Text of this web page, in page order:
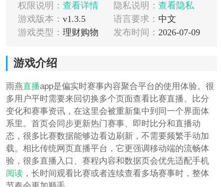
权限说明： 查看详情 隐私说明： 查看隐私
游戏版本： v1.3.5 语言要求： 中文
游戏类型： 理财购物 发布时间： 2026-07-09
游戏介绍
雨燕直播app是偏实时赛事内容聚合平台的使用体验。很
多用户平时需要来回切换多个页面查看比赛直播、比分
变化和赛事资讯，在这里会被重新集中到同一个界面体
系里。首页会同步更新热门赛事、即时比分和直播动
态，很多比赛数据能够边看边刷新，不需要频繁手动加
载。相比传统网页直播平台，它更强调移动端的流畅体
验，很多直播入口、赛程内容和数据页会优先适配手机
阅读，长时间观看比赛或者连续查看多场赛事时，整体